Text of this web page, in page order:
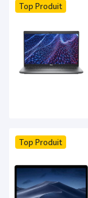
Top Produit
Top Produit